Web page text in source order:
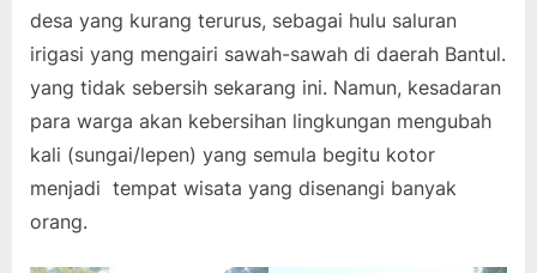
desa yang kurang terurus, sebagai hulu saluran
irigasi yang mengairi sawah-sawah di daerah Bantul.
yang tidak sebersih sekarang ini. Namun, kesadaran
para warga akan kebersihan lingkungan mengubah
kali (sungai/lepen) yang semula begitu kotor
menjadi tempat wisata yang disenangi banyak
orang.